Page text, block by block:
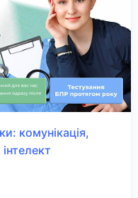
комунікація,